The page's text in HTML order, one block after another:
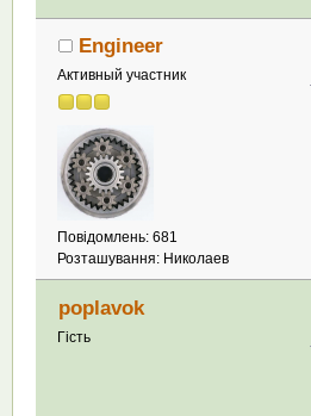
Engineer
Активный участник
Повідомлень: 681
Розташування: Николаев
poplavok
Гість